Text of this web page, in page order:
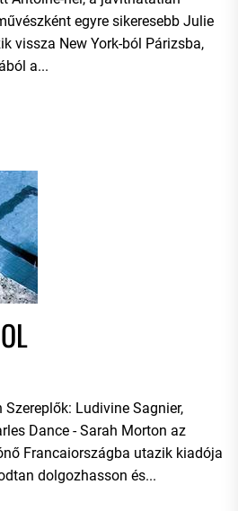
egyre sikeresebb Julie
vissza New York-ból Párizsba,
a...
Szereplők: Ludivine Sagnier,
Dance - Sarah Morton az
Francaiországba utazik kiadója
dolgozhasson és...